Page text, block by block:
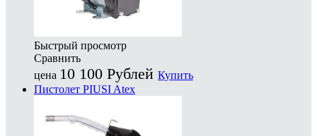
Быстрый просмотр
Сравнить
цена 10 100 Рублей Купить
Пистолет PIUSI Atex